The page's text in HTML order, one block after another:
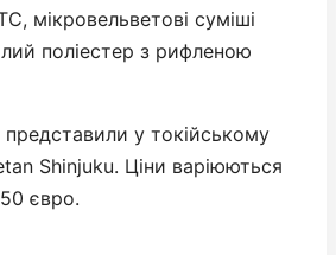
мікровельветові суміші
поліестер з рифленою
у токійському
Shinjuku. Ціни варіюються
євро.